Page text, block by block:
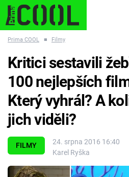
ESCAPE PLNEJ KOTEL
Témata
Filmy
Prima COOL ■ Filmy
FILMY
24. srpna 2016 16:40
Karel Ryška
Kritici sestavili
100 nejlepších
Který vyhrál? A
jich viděli?